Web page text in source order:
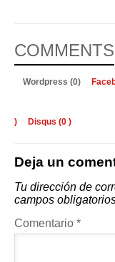
COMMENTS
Wordpress (0)
) Disqus (0 )
Deja un
Tu dirección de
campos
Comentario *